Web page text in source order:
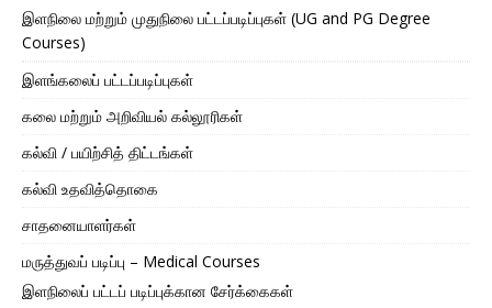
இளநிலை மற்றும் முதுநிலை பட்டப்படிப்புகள் (UG and PG Degree
Courses)
இளங்கலைப் பட்டப்படிப்புகள்
கலை மற்றும் அறிவியல் கல்லூரிகள்
கல்வி / பயிற்சித் திட்டங்கள்
கல்வி உதவித்தொகை
சாதனையாளர்கள்
மருத்துவப் படிப்பு – Medical Courses
இளநிலைப் பட்டப் படிப்புக்கான சேர்க்கைகள்